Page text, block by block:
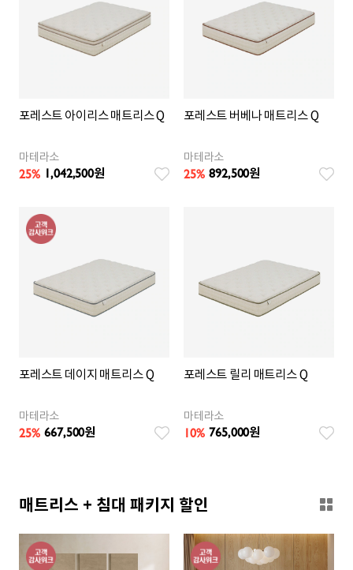
포레스트 아이리스 매트리스 Q
마테라소
25% 1,042,500원
포레스트 버베나 매트리스 Q
마테라소
25% 892,500원
포레스트 데이지 매트리스 Q
마테라소
25% 667,500원
포레스트 릴리 매트리스 Q
마테라소
10% 765,000원
매트리스 + 침대 패키지 할인